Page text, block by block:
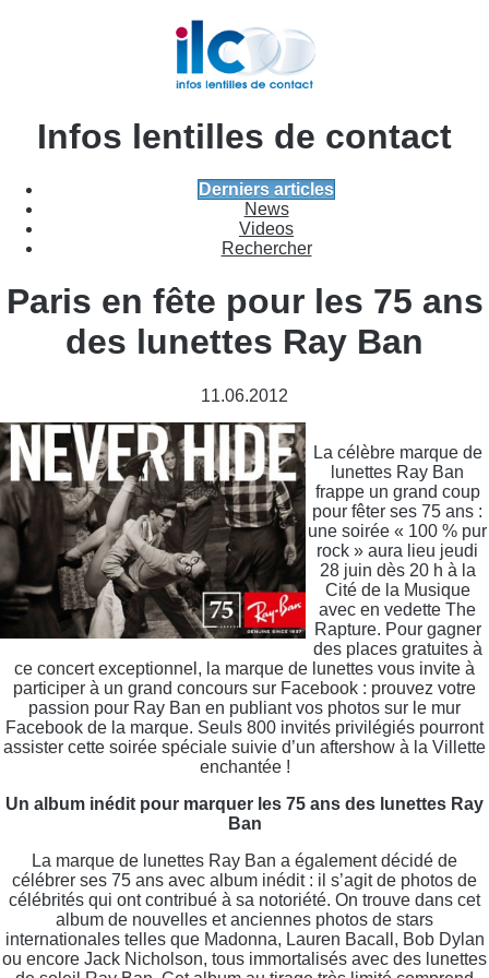
Infos lentilles de contact
Derniers articles
News
Videos
Rechercher
Paris en fête pour les 75 ans
des lunettes Ray Ban
11.06.2012
La célèbre marque de
lunettes Ray Ban
frappe un grand coup
pour fêter ses 75 ans :
une soirée « 100 % pur
rock » aura lieu jeudi
28 juin dès 20 h à la
Cité de la Musique
avec en vedette The
Rapture. Pour gagner
des places gratuites à
ce concert exceptionnel, la marque de lunettes vous invite à
participer à un grand concours sur Facebook : prouvez votre
passion pour Ray Ban en publiant vos photos sur le mur
Facebook de la marque. Seuls 800 invités privilégiés pourront
assister cette soirée spéciale suivie d’un aftershow à la Villette
enchantée !
Un album inédit pour marquer les 75 ans des lunettes Ray
Ban
La marque de lunettes Ray Ban a également décidé de
célébrer ses 75 ans avec album inédit : il s’agit de photos de
célébrités qui ont contribué à sa notoriété. On trouve dans cet
album de nouvelles et anciennes photos de stars
internationales telles que Madonna, Lauren Bacall, Bob Dylan
ou encore Jack Nicholson, tous immortalisés avec des lunettes